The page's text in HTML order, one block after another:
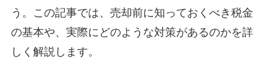
う。この記事では、売却前に知っておくべき税金
の基本や、実際にどのような対策があるのかを詳
しく解説します。